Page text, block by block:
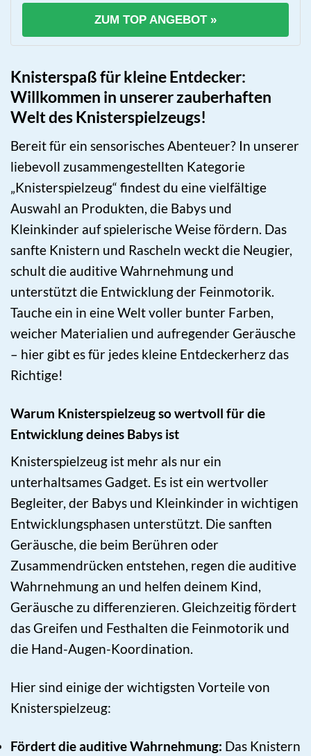
ZUM TOP ANGEBOT »
Knisterspaß für kleine Entdecker:
Willkommen in unserer zauberhaften
Welt des Knisterspielzeugs!
Bereit für ein sensorisches Abenteuer? In unserer
liebevoll zusammengestellten Kategorie
„Knisterspielzeug“ findest du eine vielfältige
Auswahl an Produkten, die Babys und
Kleinkinder auf spielerische Weise fördern. Das
sanfte Knistern und Rascheln weckt die Neugier,
schult die auditive Wahrnehmung und
unterstützt die Entwicklung der Feinmotorik.
Tauche ein in eine Welt voller bunter Farben,
weicher Materialien und aufregender Geräusche
– hier gibt es für jedes kleine Entdeckerherz das
Richtige!
Warum Knisterspielzeug so wertvoll für die
Entwicklung deines Babys ist
Knisterspielzeug ist mehr als nur ein
unterhaltsames Gadget. Es ist ein wertvoller
Begleiter, der Babys und Kleinkinder in wichtigen
Entwicklungsphasen unterstützt. Die sanften
Geräusche, die beim Berühren oder
Zusammendrücken entstehen, regen die auditive
Wahrnehmung an und helfen deinem Kind,
Geräusche zu differenzieren. Gleichzeitig fördert
das Greifen und Festhalten die Feinmotorik und
die Hand-Augen-Koordination.
Hier sind einige der wichtigsten Vorteile von
Knisterspielzeug:
Fördert die auditive Wahrnehmung: Das Knistern